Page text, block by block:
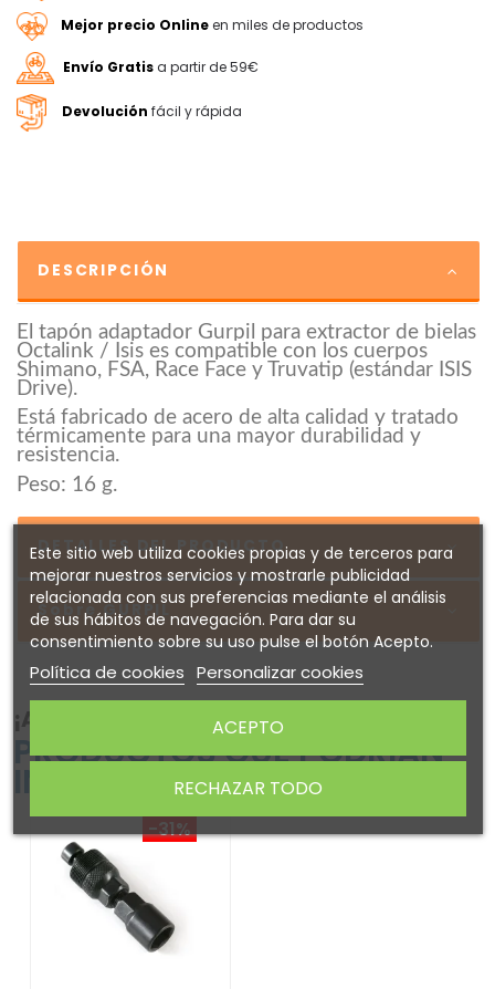
Mejor precio Onlineen miles de productos
Envío Gratisa partir de 59€
Devolución fácil y rápida
DESCRIPCIÓN
El tapón adaptador Gurpil para extractor de bielas
Octalink / Isis es compatible con los cuerpos
Shimano, FSA, Race Face y Truvatip (estándar ISIS
Drive).
Está fabricado de acero de alta calidad y tratado
térmicamente para una mayor durabilidad y
resistencia.
Peso: 16 g.
DETALLES DEL PRODUCTO
Sobre GURPIL
¡ATENTO! AQUÍ TE DEJAMOS ALGUNOS
PRODUCTOS QUE PODRÍAN
INTERESARTE
-31%
Este sitio web utiliza cookies propias y de terceros para
mejorar nuestros servicios y mostrarle publicidad
relacionada con sus preferencias mediante el análisis
de sus hábitos de navegación. Para dar su
consentimiento sobre su uso pulse el botón Acepto.
Política de cookies Personalizar cookies
RECHAZAR TODO
ACEPTO